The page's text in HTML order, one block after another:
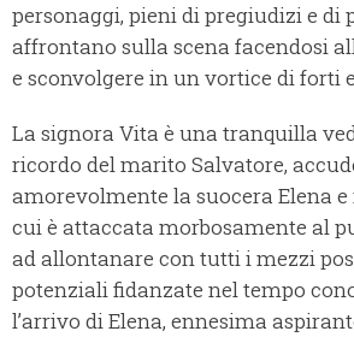
personaggi, pieni di pregiudizi e di
affrontano sulla scena facendosi
e sconvolgere in un vortice di forti
La signora Vita è una tranquilla
ricordo del marito Salvatore,
amorevolmente la suocera Elena
cui è attaccata morbosamente al
ad allontanare con tutti i mezzi
potenziali fidanzate nel tempo
l’arrivo di Elena, ennesima